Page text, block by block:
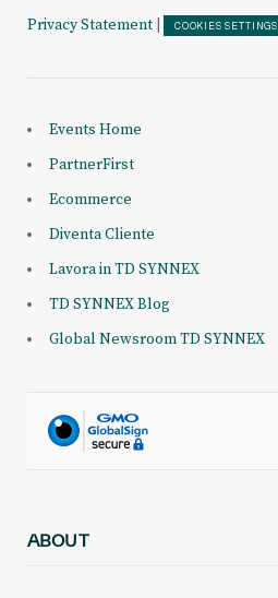
Privacy Statement COOKIES SETTINGS
Events Home
PartnerFirst
Ecommerce
Diventa Cliente
Lavora in TD SYNNEX
TD SYNNEX Blog
Global Newsroom TD SYNNEX
ABOUT